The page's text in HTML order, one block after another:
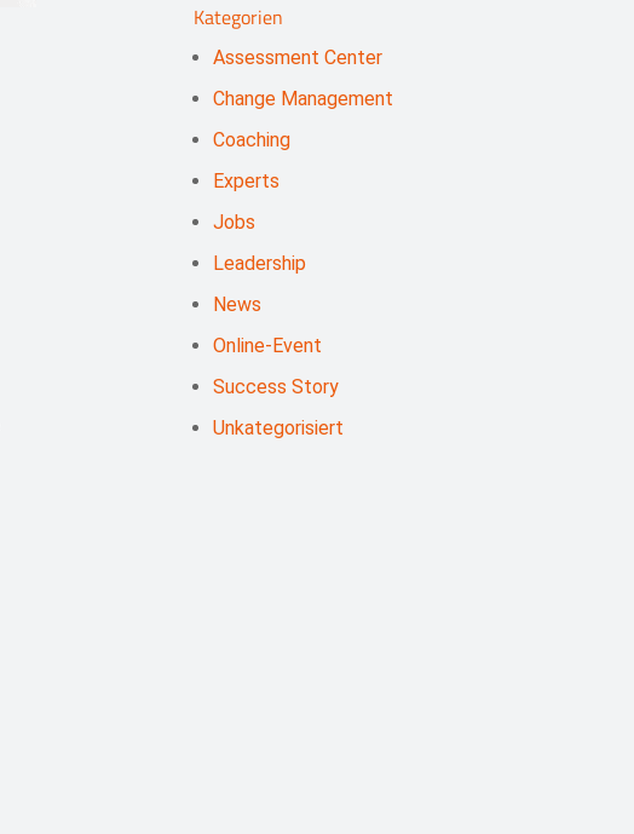
Kategorien
Assessment Center
Change Management
Coaching
Experts
Jobs
Leadership
News
Online-Event
Success Story
Unkategorisiert